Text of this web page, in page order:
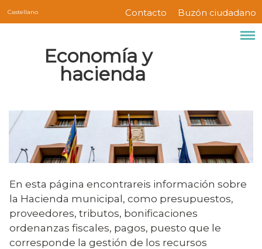
Pasar
al
principal
Castellano
Menú
superior
Contacto Buzón ciudadano
Economía y
hacienda
En esta página encontrareis información sobre
la Hacienda municipal, como presupuestos,
proveedores, tributos, bonificaciones
ordenanzas fiscales, pagos, puesto que le
corresponde la gestión de los recursos